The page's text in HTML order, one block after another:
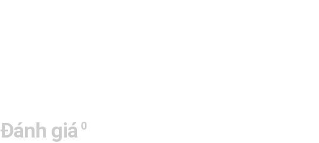
Đánh giá 0